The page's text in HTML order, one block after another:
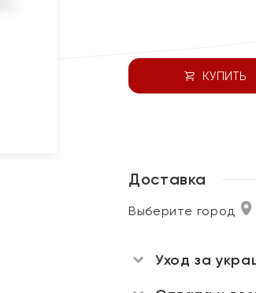
КУПИТЬ
Доставка
Выберите город
Уход за